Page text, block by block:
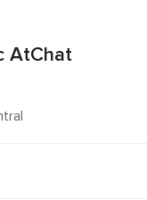
AtChat